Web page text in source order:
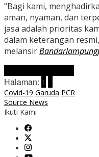
“Bagi kami,
aman, nyaman, dan
jasa adalah prioritas
dalam keterangan
melansir
Halaman: 1
Covid-19 Garuda PCR
Source News
Ikuti Kami